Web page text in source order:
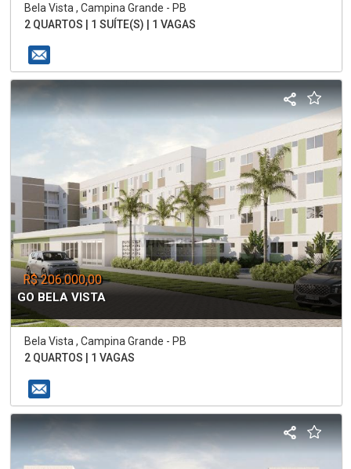
Bela Vista , Campina Grande - PB
2 QUARTOS | 1 SUÍTE(S) | 1 VAGAS
R$ 206.000,00
GO BELA VISTA
Bela Vista , Campina Grande - PB
2 QUARTOS | 1 VAGAS